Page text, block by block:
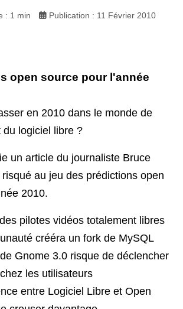
: 1 min Publication : 11 Février 2010
open source pour l'année
en 2010 dans le monde de
du logiciel libre ?
un article du journaliste Bruce
risqué au jeu des prédictions open
2010.
pilotes vidéos totalement libres
crééra un fork de MySQL
Gnome 3.0 risque de déclencher
les utilisateurs
entre Logiciel Libre et Open